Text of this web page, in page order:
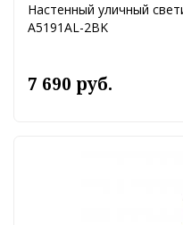
Настенный уличный
A5191AL-2BK
7 690 руб.